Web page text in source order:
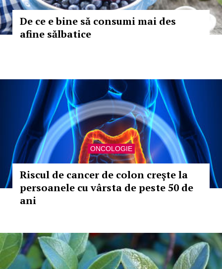
De ce e bine să consumi mai des
afine sălbatice
ONCOLOGIE
Riscul de cancer de colon creşte la
persoanele cu vârsta de peste 50 de
ani